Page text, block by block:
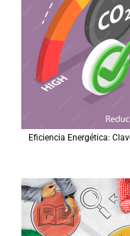
Eficiencia Energética: